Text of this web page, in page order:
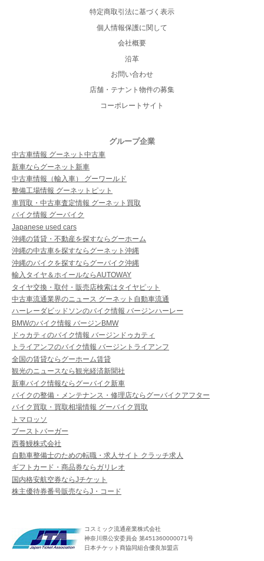
特定商取引法に基づく表示
個人情報保護に関して
会社概要
沿革
お問い合わせ
店舗・テナント物件の募集
コーポレートサイト
グループ企業
中古車情報 グーネット中古車
新車ならグーネット新車
中古車情報（輸入車） グーワールド
整備工場情報 グーネットピット
車買取・中古車査定情報 グーネット買取
バイク情報 グーバイク
Japanese used cars
沖縄の賃貸・不動産を探すならグーホーム
沖縄の中古車を探すならグーネット沖縄
沖縄のバイクを探すならグーバイク沖縄
輸入タイヤ＆ホイールならAUTOWAY
タイヤ交換・取付・販売店検索はタイヤピット
中古車流通業界のニュース グーネット自動車流通
ハーレーダビッドソンのバイク情報 バージンハーレー
BMWのバイク情報 バージンBMW
ドゥカティのバイク情報 バージンドゥカティ
トライアンフのバイク情報 バージントライアンフ
全国の賃貸ならグーホーム賃貸
観光のニュースなら観光経済新聞社
新車バイク情報ならグーバイク新車
バイクの整備・メンテナンス・修理店ならグーバイクアフター
バイク買取・買取相場情報 グーバイク買取
トマロッソ
ブーストバーガー
西養鰻株式会社
自動車整備士のための転職・求人サイト クラッチ求人
ギフトカード・商品券ならガリレオ
国内格安航空券ならJチケット
株主優待券番号販売ならJ・コード
コスミック流通産業株式会社
神奈川県公安委員会 第451360000071号
日本チケット商協同組合優良加盟店